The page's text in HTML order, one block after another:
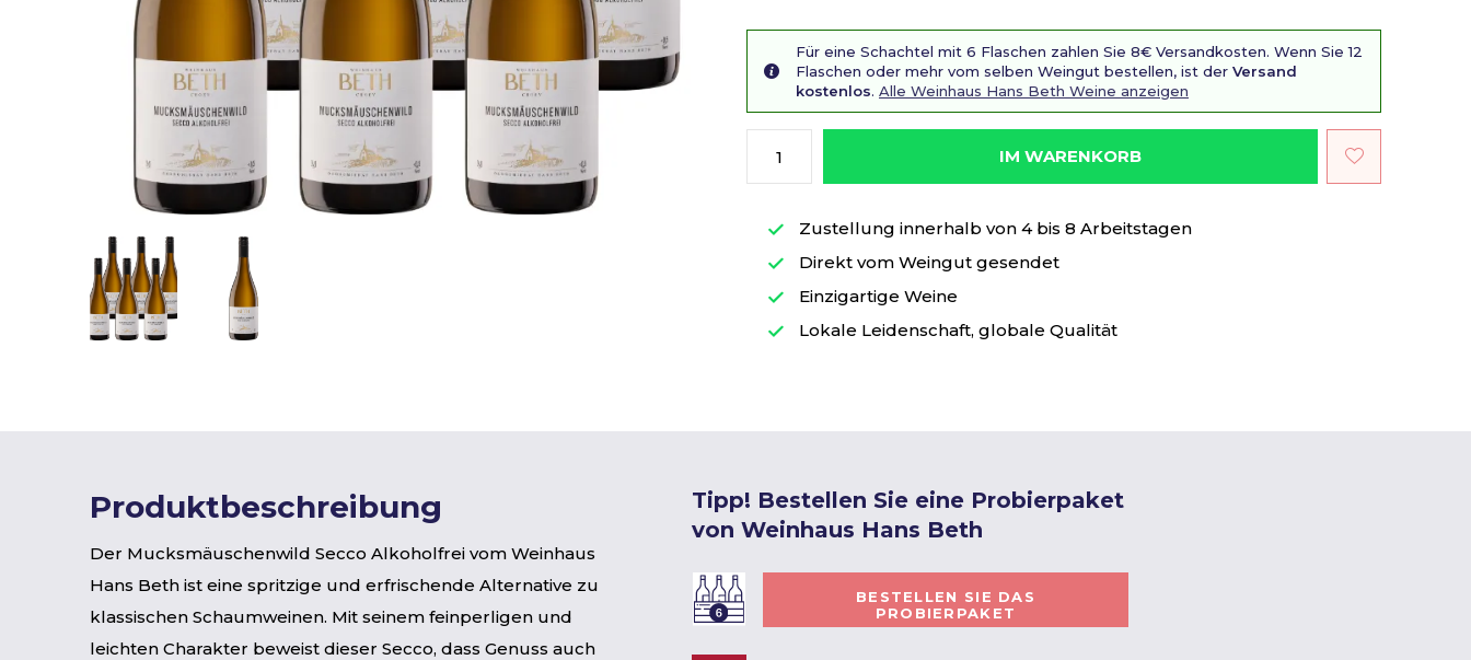
Für eine Schachtel mit 6 Flaschen zahlen Sie 8€ Versandkosten. Wenn Sie 12
Flaschen oder mehr vom selben Weingut bestellen, ist der Versand
kostenlos. Alle Weinhaus Hans Beth Weine anzeigen
IM WARENKORB
Zustellung innerhalb von 4 bis 8 Arbeitstagen
Direkt vom Weingut gesendet
Einzigartige Weine
Lokale Leidenschaft, globale Qualität
Produktbeschreibung
Der Mucksmäuschenwild Secco Alkoholfrei vom Weinhaus
Hans Beth ist eine spritzige und erfrischende Alternative zu
klassischen Schaumweinen. Mit seinem feinperligen und
leichten Charakter beweist dieser Secco, dass Genuss auch
Tipp! Bestellen Sie eine Probierpaket
von Weinhaus Hans Beth
BESTELLEN SIE DAS
PROBIERPAKET